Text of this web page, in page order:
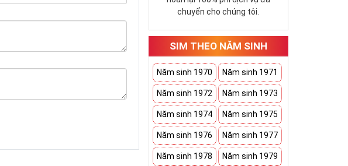
chuyển cho chúng tôi.
SIM THEO NĂM SINH
Năm sinh 1970 Năm sinh 1971
Năm sinh 1972 Năm sinh 1973
Năm sinh 1974 Năm sinh 1975
Năm sinh 1976 Năm sinh 1977
Năm sinh 1978 Năm sinh 1979